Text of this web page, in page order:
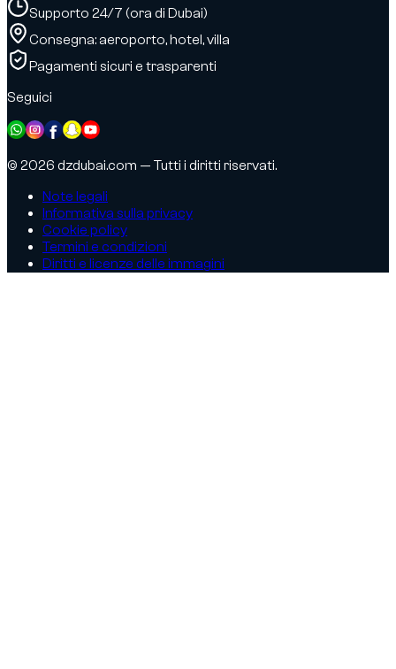
Supporto 24/7 (ora di Dubai)
Consegna: aeroporto, hotel, villa
Pagamenti sicuri e trasparenti
Seguici
© 2026 dzdubai.com — Tutti i diritti riservati.
Note legali
Informativa sulla privacy
Cookie policy
Termini e condizioni
Diritti e licenze delle immagini